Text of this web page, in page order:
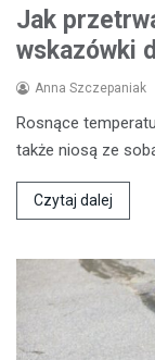
Jak
wskazówki
Anna Szczepaniak
Rosnące
także niosą ze
Czytaj dalej